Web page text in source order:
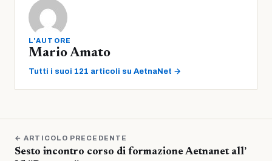
L'AUTORE
Mario Amato
Tutti i suoi 121 articoli su AetnaNet →
← ARTICOLO PRECEDENTE
Sesto incontro corso di formazione Aetnanet all’